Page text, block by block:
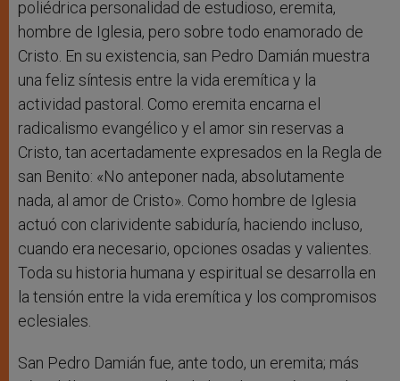
poliédrica personalidad de estudioso, eremita,
hombre de Iglesia, pero sobre todo enamorado de
Cristo. En su existencia, san Pedro Damián muestra
una feliz síntesis entre la vida eremítica y la
actividad pastoral. Como eremita encarna el
radicalismo evangélico y el amor sin reservas a
Cristo, tan acertadamente expresados en la Regla de
san Benito: «No anteponer nada, absolutamente
nada, al amor de Cristo». Como hombre de Iglesia
actuó con clarividente sabiduría, haciendo incluso,
cuando era necesario, opciones osadas y valientes.
Toda su historia humana y espiritual se desarrolla en
la tensión entre la vida eremítica y los compromisos
eclesiales.
San Pedro Damián fue, ante todo, un eremita; más